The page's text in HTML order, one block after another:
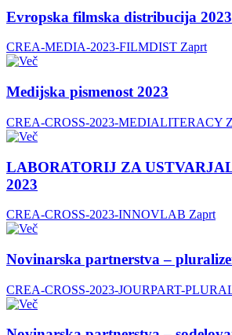
Evropska filmska distribucija 2023
CREA-MEDIA-2023-FILMDIST Zaprt
Medijska pismenost 2023
CREA-CROSS-2023-MEDIALITERACY
LABORATORIJ ZA
2023
CREA-CROSS-2023-INNOVLAB Zaprt
Novinarska partnerstva –
CREA-CROSS-2023-JOURPART-